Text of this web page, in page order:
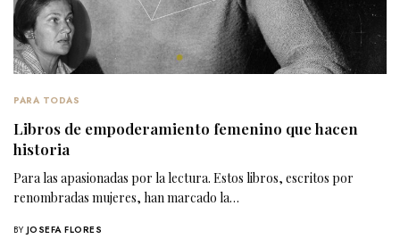
PARA TODAS
Libros de empoderamiento femenino que hacen
historia
Para las apasionadas por la lectura. Estos libros, escritos por
renombradas mujeres, han marcado la…
BY JOSEFA FLORES